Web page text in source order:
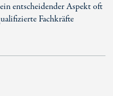
entscheidender Aspekt oft
Fachkräfte